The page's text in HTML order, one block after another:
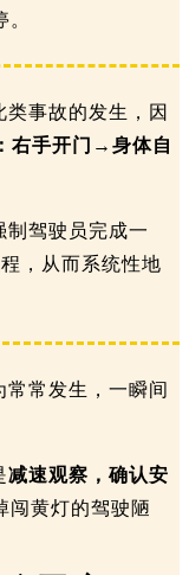
事故的发生，因
右手开门→身体自
制驾驶员完成一
，从而系统性地
常发生，一瞬间
减速观察，确认安
闯黄灯的驾驶陋